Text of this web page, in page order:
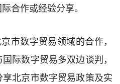
合作或经验分享。
市数字贸易领域的合作，
际数字贸易多双边谈判，
享北京市数字贸易政策及实